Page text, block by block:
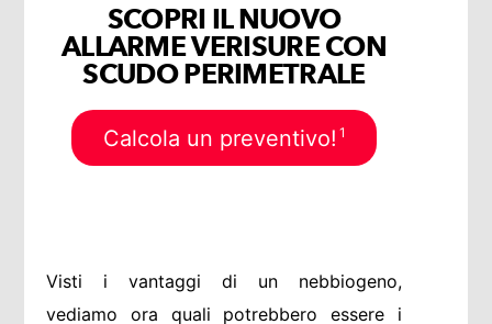
SCOPRI IL NUOVO
ALLARME VERISURE CON
SCUDO PERIMETRALE
Calcola un preventivo! 1
Visti i vantaggi di un nebbiogeno,
vediamo ora quali potrebbero essere i